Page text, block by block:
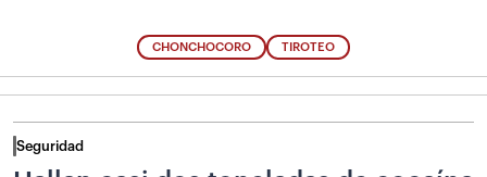
CHONCHOCORO TIROTEO
Seguridad